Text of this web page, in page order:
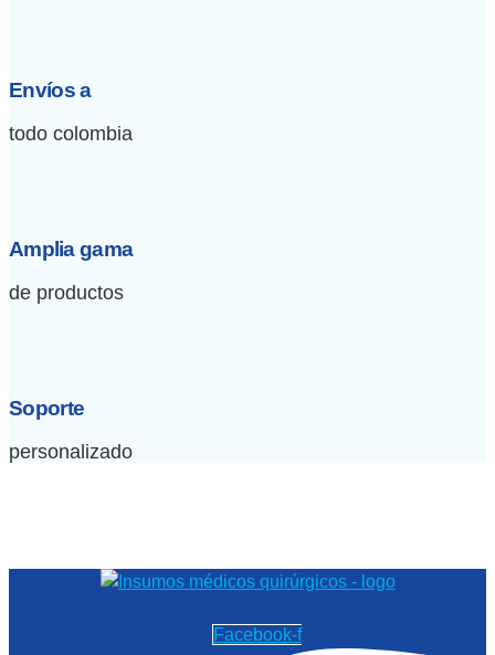
Envíos a
todo colombia
Amplia gama
de productos
Soporte
personalizado
Facebook-f